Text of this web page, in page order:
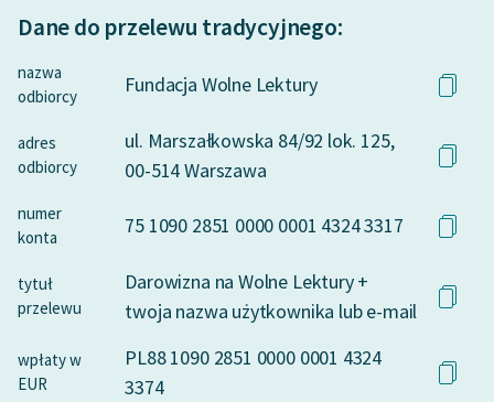
Deklaracja dostępności
Dane do przelewu tradycyjnego:
nazwa
odbiorcy
Fundacja Wolne Lektury
adres
odbiorcy
ul. Marszałkowska 84/92 lok. 125,
00-514 Warszawa
numer
konta
75 1090 2851 0000 0001 4324 3317
tytuł
przelewu
Darowizna na Wolne Lektury +
twoja nazwa użytkownika lub e-mail
wpłaty w
EUR
PL88 1090 2851 0000 0001 4324
3374